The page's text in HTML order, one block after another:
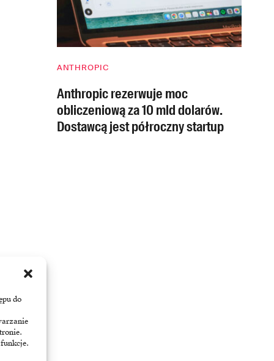
do
ANTHROPIC
Anthropic rezerwuje moc
obliczeniową za 10 mld dolarów.
Dostawcą jest półroczny startup